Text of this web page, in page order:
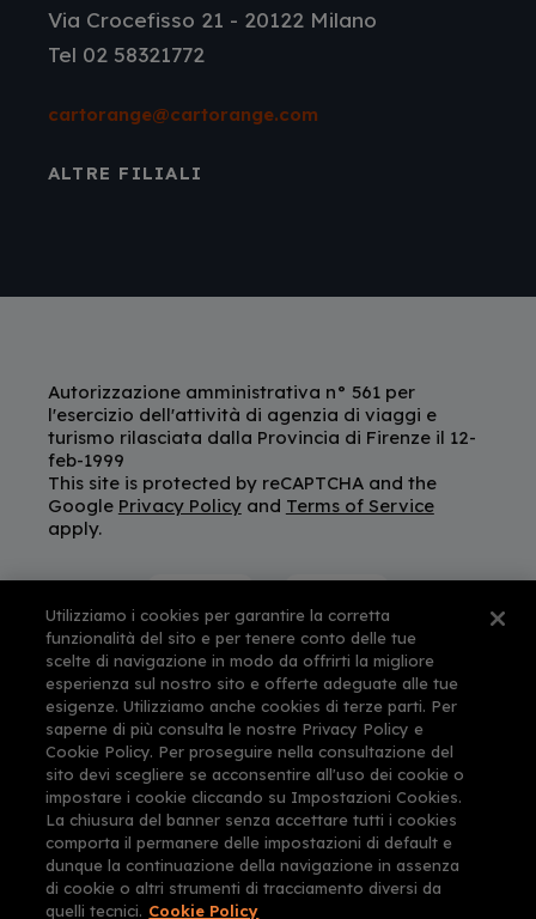
Via Crocefisso 21 - 20122 Milano
Tel 02 58321772
cartorange@cartorange.com
ALTRE FILIALI
Autorizzazione amministrativa n° 561 per
l'esercizio dell'attività di agenzia di viaggi e
turismo rilasciata dalla Provincia di Firenze il 12-
feb-1999
This site is protected by reCAPTCHA and the
Google Privacy Policyand Terms of Service
apply.
Utilizziamo i cookies per garantire la corretta
funzionalità del sito e per tenere conto delle tue
scelte di navigazione in modo da offrirti la migliore
esperienza sul nostro sito e offerte adeguate alle tue
esigenze. Utilizziamo anche cookies di terze parti. Per
saperne di più consulta le nostre Privacy Policy e
Cookie Policy. Per proseguire nella consultazione del
sito devi scegliere se acconsentire all'uso dei cookie o
impostare i cookie cliccando su Impostazioni Cookies.
La chiusura del banner senza accettare tutti i cookies
comporta il permanere delle impostazioni di default e
dunque la continuazione della navigazione in assenza
di cookie o altri strumenti di tracciamento diversi da
quelli tecnici. Cookie Policy